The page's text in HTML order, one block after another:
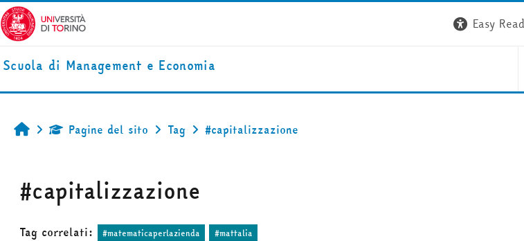
Vai al contenuto principale
Easy
Scuola di Management e Economia
HomePagine del sito Tag #capitalizzazione
#capitalizzazione
Tag correlati: #matematicaperlazienda #mattalia